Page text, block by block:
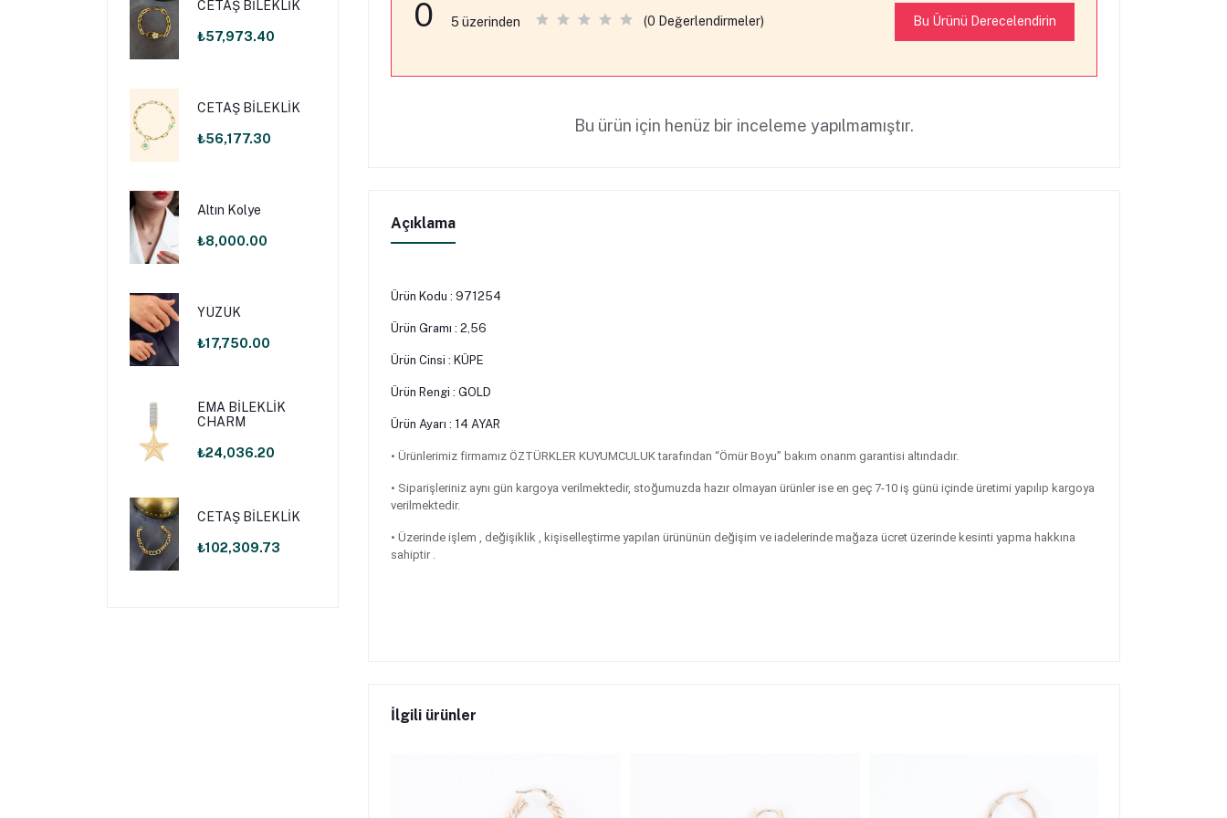
CETAŞ BİLEKLİK
₺57,973.40
CETAŞ BİLEKLİK
₺56,177.30
Altın Kolye
₺8,000.00
YÜZÜK
₺17,750.00
EMA BİLEKLİK
CHARM
₺24,036.20
CETAŞ BİLEKLİK
₺102,309.73
0 5 üzerinden (0 Değerlendirmeler) Bu Ürünü Derecelendirin
Bu ürün için henüz bir inceleme yapılmamıştır.
Açıklama
Ürün Kodu : 971254
Ürün Gramı : 2,56
Ürün Cinsi : KÜPE
Ürün Rengi : GOLD
Ürün Ayarı : 14 AYAR
• Ürünlerimiz firmamız ÖZTÜRKLER KUYUMCULUK tarafından “Ömür Boyu” bakım onarım garantisi altındadır.
• Siparişleriniz aynı gün kargoya verilmektedir, stoğumuzda hazır olmayan ürünler ise en geç 7-10 iş günü içinde üretimi yapılıp kargoya
verilmektedir.
• Üzerinde işlem , değişiklik , kişiselleştirme yapılan ürününün değişim ve iadelerinde mağaza ücret üzerinde kesinti yapma hakkına
sahiptir .
İlgili ürünler